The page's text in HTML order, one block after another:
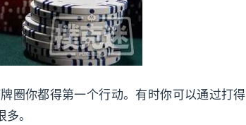
圈你都得第一个行动。有时你可以通过打得
。